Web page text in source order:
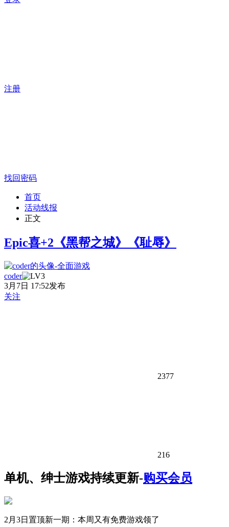
注册
找回密码
首页
活动线报
正文
Epic喜+2《黑帮之城》《耻辱》
coder
3月7日 17:52发布
关注
2377
216
单机、绅士游戏持续更新-购买会员
2月3日置顶新一期：本周又有免费游戏领了